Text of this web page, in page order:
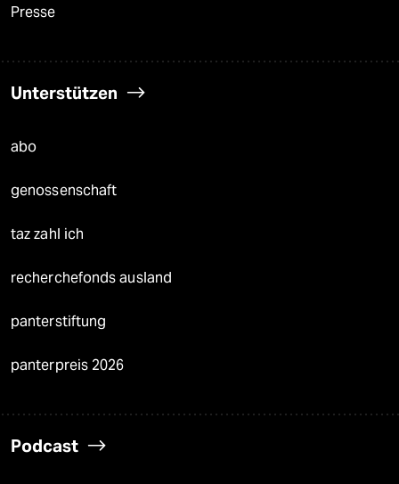
Presse
Unterstützen
abo
genossenschaft
taz zahl ich
recherchefonds ausland
panterstiftung
panterpreis 2026
Podcast